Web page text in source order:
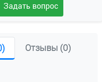
Задать вопрос
Отзывы (0)